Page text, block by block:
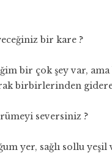
bir kare ?
bir çok şey var,
birbirlerinden
seversiniz ?
yer, sağlı sollu